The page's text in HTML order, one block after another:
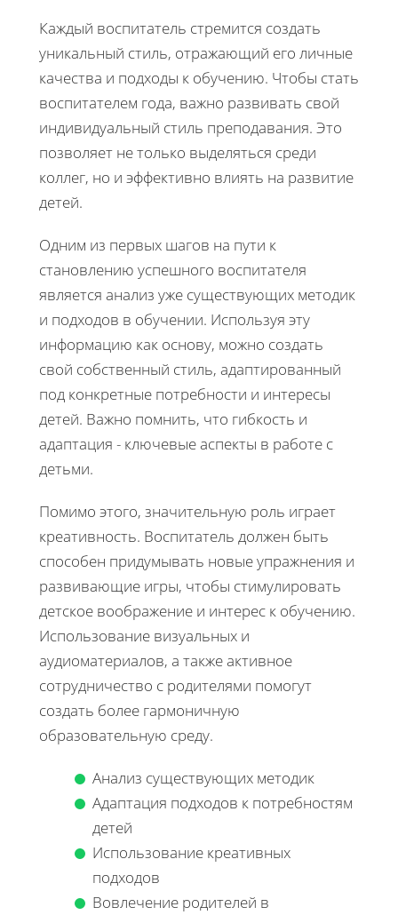
Каждый воспитатель стремится создать
уникальный стиль, отражающий его личные
качества и подходы к обучению. Чтобы стать
воспитателем года, важно развивать свой
индивидуальный стиль преподавания. Это
позволяет не только выделяться среди
коллег, но и эффективно влиять на развитие
детей.
Одним из первых шагов на пути к
становлению успешного воспитателя
является анализ уже существующих методик
и подходов в обучении. Используя эту
информацию как основу, можно создать
свой собственный стиль, адаптированный
под конкретные потребности и интересы
детей. Важно помнить, что гибкость и
адаптация - ключевые аспекты в работе с
детьми.
Помимо этого, значительную роль играет
креативность. Воспитатель должен быть
способен придумывать новые упражнения и
развивающие игры, чтобы стимулировать
детское воображение и интерес к обучению.
Использование визуальных и
аудиоматериалов, а также активное
сотрудничество с родителями помогут
создать более гармоничную
образовательную среду.
Анализ существующих методик
Адаптация подходов к потребностям
детей
Использование креативных
подходов
Вовлечение родителей в